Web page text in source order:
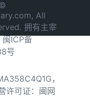
All
拥有主宰
闽ICP备
号
，
许可证：闽网